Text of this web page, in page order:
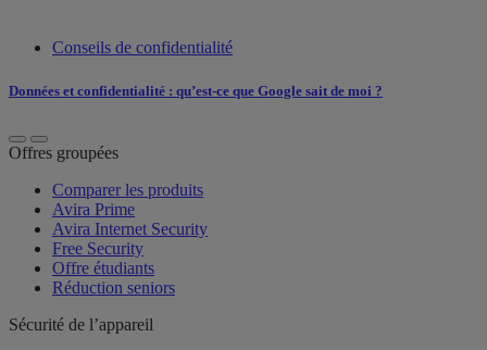
Conseils de confidentialité
Données et confidentialité : qu’est-ce que Google sait de moi ?
Offres groupées
Comparer les produits
Avira Prime
Avira Internet Security
Free Security
Offre étudiants
Réduction seniors
Sécurité de l’appareil